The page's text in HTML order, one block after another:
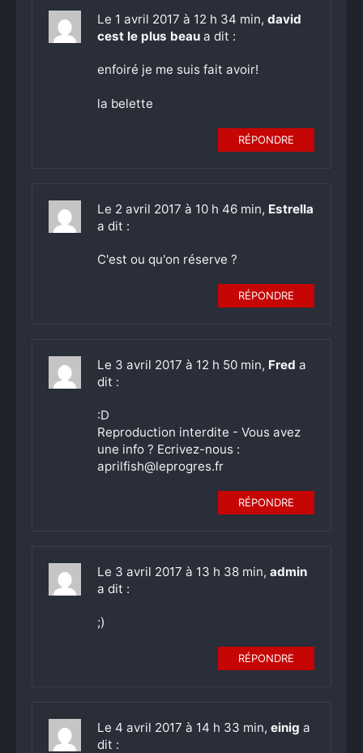
Le 1 avril 2017 à 12 h 34 min, david
cest le plus beau a dit :
enfoiré je me suis fait avoir!
la belette
RÉPONDRE
Le 2 avril 2017 à 10 h 46 min, Estrella
a dit :
C'est ou qu'on réserve ?
RÉPONDRE
Le 3 avril 2017 à 12 h 50 min, Fred a
dit :
:D
Reproduction interdite - Vous avez
une info ? Ecrivez-nous :
aprilfish@leprogres.fr
RÉPONDRE
Le 3 avril 2017 à 13 h 38 min, admin
a dit :
;)
RÉPONDRE
Le 4 avril 2017 à 14 h 33 min, einig a
dit :